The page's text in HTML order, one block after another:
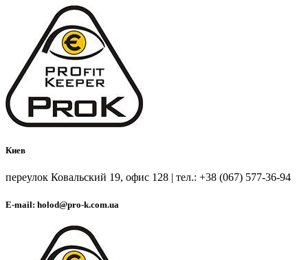
Киев
переулок Ковальский 19, офис 128 | тел.: +38 (067) 577-36-94
E-mail: holod@pro-k.com.ua